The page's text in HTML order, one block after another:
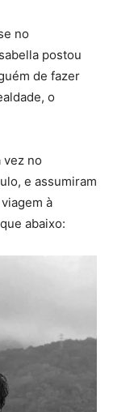
no
postou
de fazer
o
vez no
e assumiram
à
abaixo: